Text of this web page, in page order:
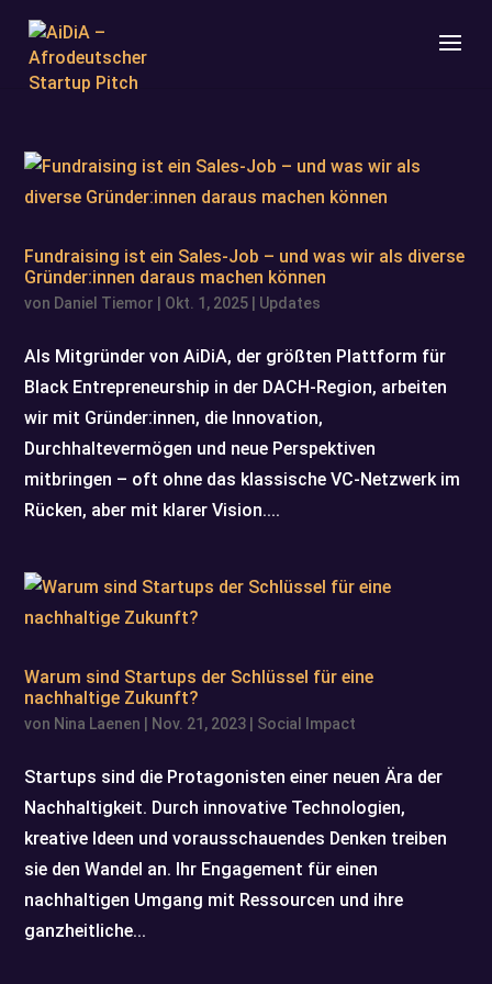
Fundraising ist ein Sales-Job – und was wir als diverse
Gründer:innen daraus machen können
von Daniel Tiemor Okt. 1, 2025 Updates
Als Mitgründer von AiDiA, der größten Plattform für
Black Entrepreneurship in der DACH-Region, arbeiten
wir mit Gründer:innen, die Innovation,
Durchhaltevermögen und neue Perspektiven
mitbringen – oft ohne das klassische VC-Netzwerk im
Rücken, aber mit klarer Vision....
Warum sind Startups der Schlüssel für eine
nachhaltige Zukunft?
von Nina Laenen Nov. 21, 2023 Social Impact
Startups sind die Protagonisten einer neuen Ära der
Nachhaltigkeit. Durch innovative Technologien,
kreative Ideen und vorausschauendes Denken treiben
sie den Wandel an. Ihr Engagement für einen
nachhaltigen Umgang mit Ressourcen und ihre
ganzheitliche...